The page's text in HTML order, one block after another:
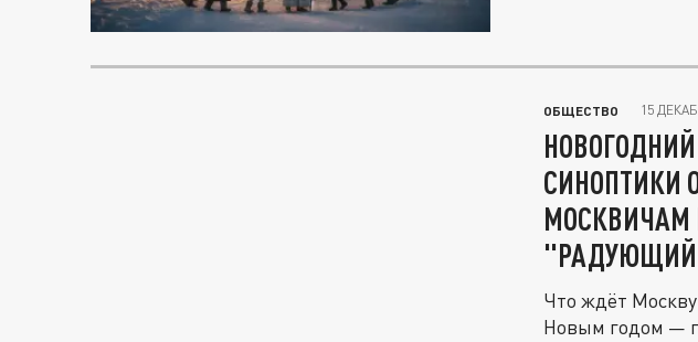
ОБЩЕСТВО 15
СИНОПТИКИ
МОСКВИЧАМ
"РАДУЮЩИЙ
Что ждёт
Новым годом —